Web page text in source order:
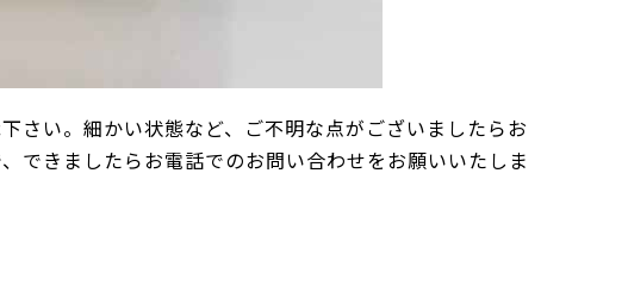
さい。細かい状態など、ご不明な点がございましたらお
できましたらお電話でのお問い合わせをお願いいたしま